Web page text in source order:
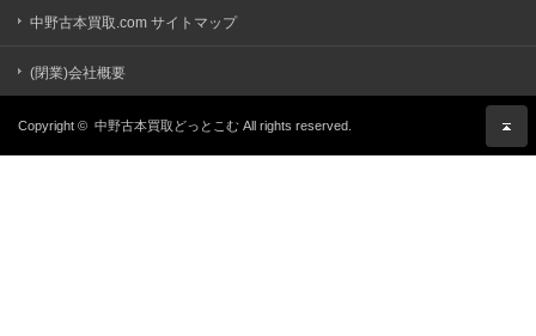
中野古本買取.com サイトマップ
(閉業)会社概要
Copyright © 中野古本買取どっとこむ All rights reserved.